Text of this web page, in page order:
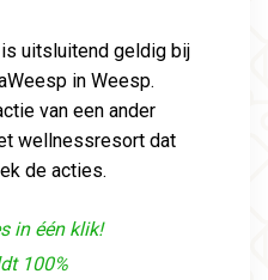
uitsluitend geldig bij
in Weesp.
van een ander
wellnessresort dat
de acties.
in één klik!
100%